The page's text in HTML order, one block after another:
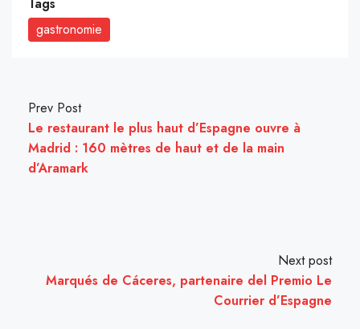
Tags
gastronomie
Prev Post
Le restaurant le plus haut d’Espagne ouvre à
Madrid : 160 mètres de haut et de la main
d’Aramark
Next post
Marqués de Cáceres, partenaire del Premio Le
Courrier d’Espagne